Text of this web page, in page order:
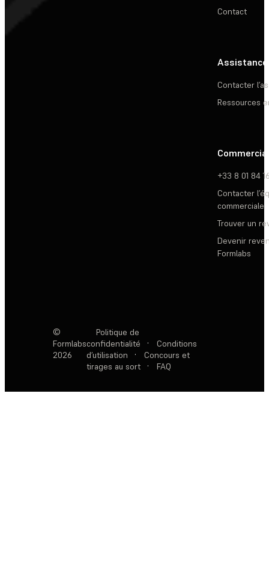
Contact
Assistance
Contacter
Ressources
Commercial
+33 8 01 84
Contacter
commerciale
Trouver un
Devenir
Formlabs
©
Formlabs
2026
Politique de
confidentialité
·
Conditions
d’utilisation
·
Concours et
tirages au sort
· FAQ